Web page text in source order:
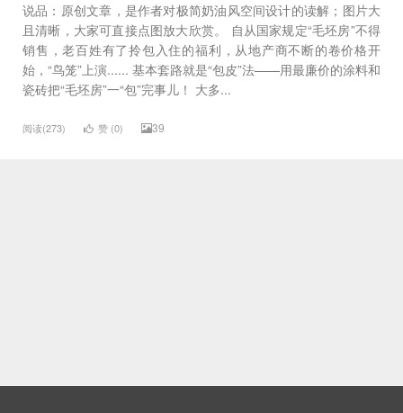
说品：原创文章，是作者对极简奶油风空间设计的读解；图片大
且清晰，大家可直接点图放大欣赏。 自从国家规定“毛坯房”不得
销售，老百姓有了拎包入住的福利，从地产商不断的卷价格开
始，“鸟笼”上演...... 基本套路就是“包皮”法——用最廉价的涂料和
瓷砖把“毛坯房”一“包”完事儿！ 大多...
阅读(273) 赞 (0) 39